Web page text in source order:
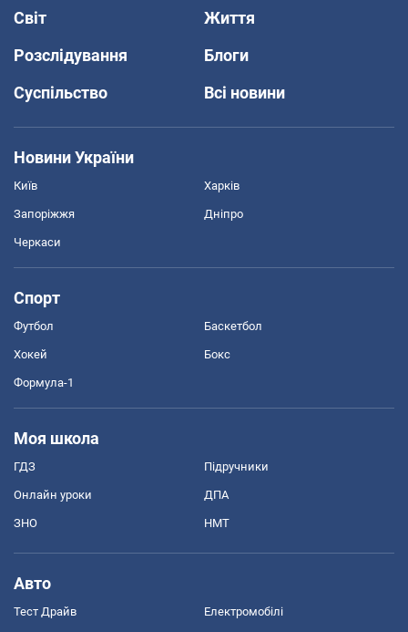
Світ
Життя
Розслідування
Блоги
Суспільство
Всі новини
Новини України
Київ Харків
Запоріжжя Дніпро
Черкаси
Спорт
Футбол Баскетбол
Хокей Бокс
Формула-1
Моя школа
ГДЗ Підручники
Онлайн уроки ДПА
ЗНО НМТ
Авто
Тест Драйв Електромобілі